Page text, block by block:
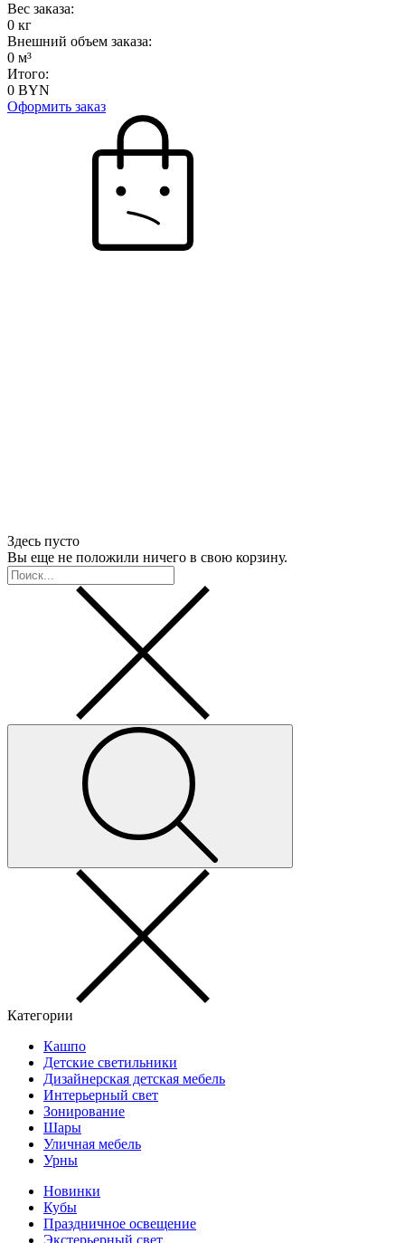
Вес заказа:
0 кг
Внешний объем заказа:
0 м³
Итого:
0 BYN
Оформить заказ
Здесь пусто
Вы еще не положили ничего в свою корзину.
Категории
Кашпо
Детские светильники
Дизайнерская детская мебель
Интерьерный свет
Зонирование
Шары
Уличная мебель
Урны
Новинки
Кубы
Праздничное освещение
Экстерьерный свет